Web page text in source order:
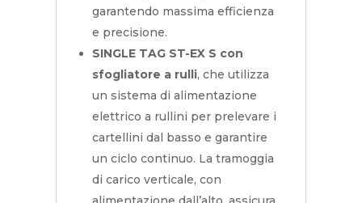
garantendo massima efficienza
e precisione.
SINGLE TAG ST-EX S con
sfogliatore a rulli, che utilizza
un sistema di alimentazione
elettrico a rullini per prelevare i
cartellini dal basso e garantire
un ciclo continuo. La tramoggia
di carico verticale, con